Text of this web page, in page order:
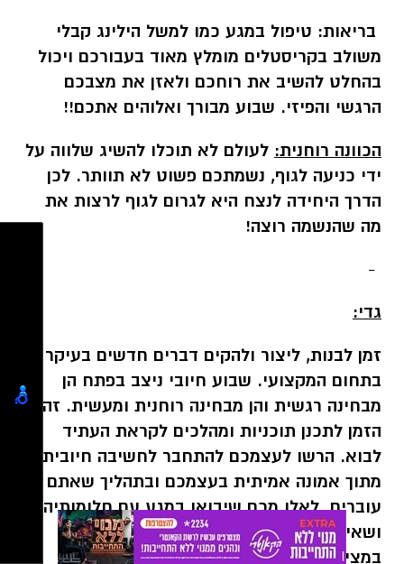
בריאות: טיפול במגע כמו למשל הילינג קבלי
משולב בקריסטלים מומלץ מאוד בעבורכם ויכול
בהחלט להשיב את רוחכם ולאזן את מצבכם
הרגשי והפיזי. שבוע מבורך ואלוהים אתכם!!
הכוונה רוחנית: לעולם לא תוכלו להשיג שלווה על
ידי כניעה לגוף, נשמתכם פשוט לא תוותר. לכן
הדרך היחידה לנצח היא לגרום לגוף לרצות את
מה שהנשמה רוצה!
-
גדי:
זמן לבנות, ליצור ולהקים דברים חדשים בעיקר
בתחום המקצועי. שבוע חיובי ניצב בפתח הן
מבחינה רגשית והן מבחינה רוחנית ומעשית. זה
הזמן לתכנן תוכניות ומהלכים לקראת העתיד
לבוא. הרשו לעצמכם להתחבר לחשיבה חיובית
מתוך אמונה אמיתית בעצמכם ובתהליך שאתם
עוברים. לאלו מכם שיבואו במגע עם חלומותיהם
ושאיפותיהם מתוך אמונה שהם אכן יתגשמו
במציאות, הדבר אכן יקרה.